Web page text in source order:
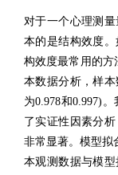
对于一个心理测
本的是结构效度
构效度最常用的方
本数据分析，样
为0.978和0.997)
了实证性因素分
非常显著。模型拟
本观测数据与模